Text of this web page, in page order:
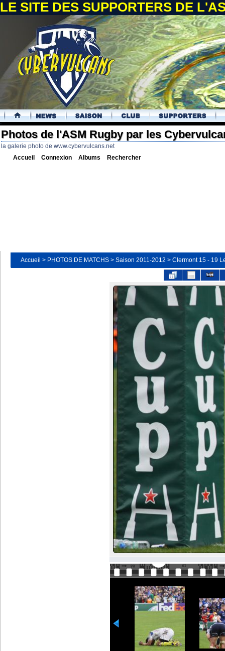
LE SITE DES SUPPORTERS DE
.
Photos de l'ASM Rugby par les
la galerie photo de www.cybervulcans.net
Accueil Connexion Albums Rechercher
Accueil > PHOTOS DE MATCHS > Saison 2011-2012 > Clermont 15 - 19